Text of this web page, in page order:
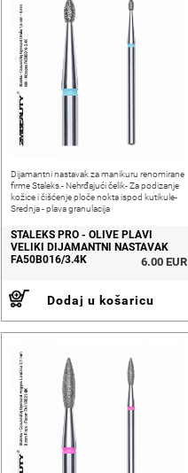
Dijamantni nastavak za manikuru renomirane
firme Staleks.- Nehrđajući čelik- Za podizanje
kožice i čišćenje ploče nokta ispod kutikule-
Srednja - plava granulacija
STALEKS PRO - OLIVE PLAVI
VELIKI DIJAMANTNI NASTAVAK
FA50B016/3.4K
6.00 EUR
Dodaj u košaricu